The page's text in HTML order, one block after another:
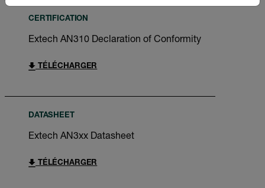
CERTIFICATION
Extech AN310 Declaration of Conformity
TÉLÉCHARGER
DATASHEET
Extech AN3xx Datasheet
TÉLÉCHARGER